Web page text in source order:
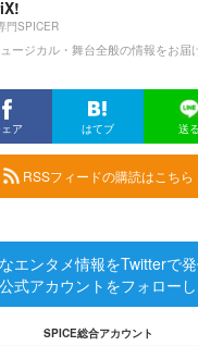
門SPICER
ージカル・舞台全般の情報をお届
ア はてブ 送る
RSSフィードの購読はこちら
エンタメ情報をTwitterで
式アカウントをフォローし
SPICE総合アカウント